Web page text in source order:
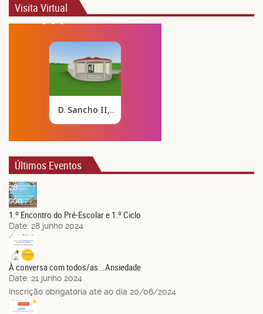
Visita Virtual
Últimos Eventos
28
Jun.
1.º Encontro do Pré-Escolar e 1.º Ciclo
Date: 28 junho 2024
21
Jun.
À conversa com todos/as...Ansiedade
Date: 21 junho 2024
Inscrição obrigatória até ao dia 20/06/2024